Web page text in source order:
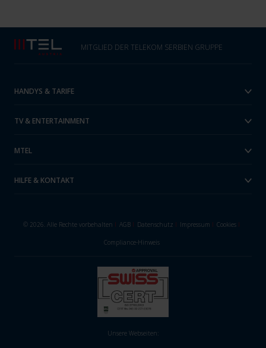
MITGLIED DER TELEKOM SERBIEN GRUPPE
HANDYS & TARIFE
TV & ENTERTAINMENT
MTEL
HILFE & KONTAKT
© 2026. Alle Rechte vorbehalten I AGB I Datenschutz I Impressum I Cookies I
Compliance-Hinweis
Unsere Webseiten: